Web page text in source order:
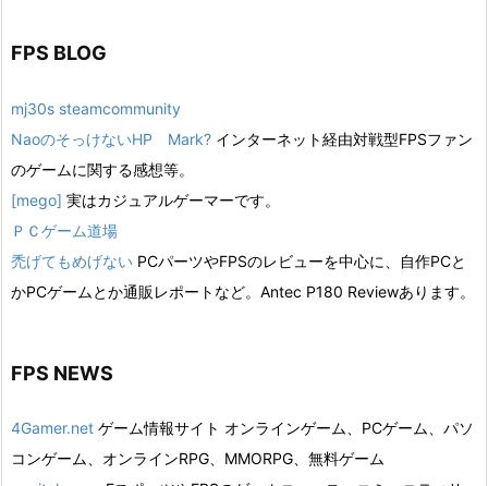
FPS BLOG
mj30s steamcommunity
NaoのそっけないHP Mark? インターネット経由対戦型FPSファン
のゲームに関する感想等。
[mego] 実はカジュアルゲーマーです。
ＰＣゲーム道場
禿げてもめげない PCパーツやFPSのレビューを中心に、自作PCと
かPCゲームとか通販レポートなど。Antec P180 Reviewあります。
FPS NEWS
4Gamer.net ゲーム情報サイト オンラインゲーム、PCゲーム、パソ
コンゲーム、オンラインRPG、MMORPG、無料ゲーム